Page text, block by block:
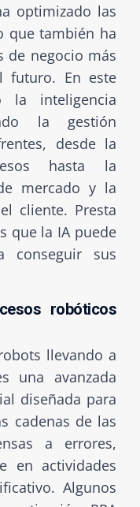
optimizado las
que también ha
de negocio más
futuro. En este
la inteligencia
la gestión
desde la
hasta la
mercado y la
cliente. Presta
que la IA puede
conseguir sus
robóticos
llevando a
una avanzada
diseñada para
cadenas de las
a errores,
en actividades
Algunos